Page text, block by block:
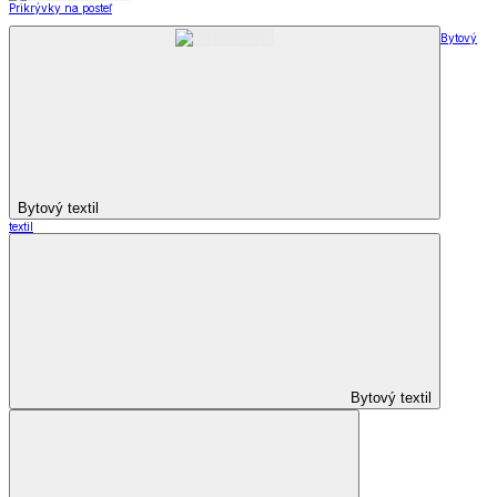
Prikrývky na posteľ
Bytový textil
Bytový
textil
Bytový textil